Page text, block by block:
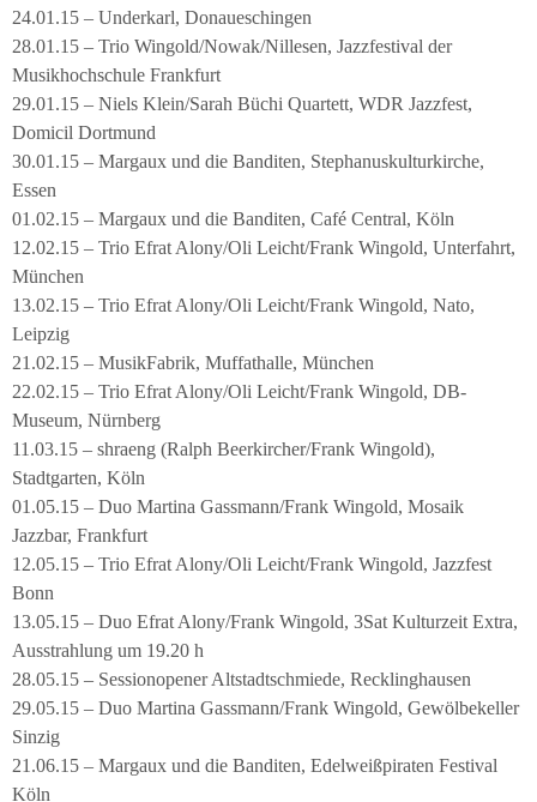
24.01.15 – Underkarl, Donaueschingen
28.01.15 – Trio Wingold/Nowak/Nillesen, Jazzfestival der
Musikhochschule Frankfurt
29.01.15 – Niels Klein/Sarah Büchi Quartett, WDR Jazzfest,
Domicil Dortmund
30.01.15 – Margaux und die Banditen, Stephanuskulturkirche,
Essen
01.02.15 – Margaux und die Banditen, Café Central, Köln
12.02.15 – Trio Efrat Alony/Oli Leicht/Frank Wingold, Unterfahrt,
München
13.02.15 – Trio Efrat Alony/Oli Leicht/Frank Wingold, Nato,
Leipzig
21.02.15 – MusikFabrik, Muffathalle, München
22.02.15 – Trio Efrat Alony/Oli Leicht/Frank Wingold, DB-
Museum, Nürnberg
11.03.15 – shraeng (Ralph Beerkircher/Frank Wingold),
Stadtgarten, Köln
01.05.15 – Duo Martina Gassmann/Frank Wingold, Mosaik
Jazzbar, Frankfurt
12.05.15 – Trio Efrat Alony/Oli Leicht/Frank Wingold, Jazzfest
Bonn
13.05.15 – Duo Efrat Alony/Frank Wingold, 3Sat Kulturzeit Extra,
Ausstrahlung um 19.20 h
28.05.15 – Sessionopener Altstadtschmiede, Recklinghausen
29.05.15 – Duo Martina Gassmann/Frank Wingold, Gewölbekeller
Sinzig
21.06.15 – Margaux und die Banditen, Edelweißpiraten Festival
Köln